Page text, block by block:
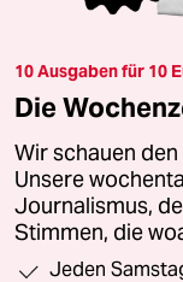
10 Ausgaben für 10
Die
Wir schauen
Unsere
Journalismus,
Stimmen, die
Jeden